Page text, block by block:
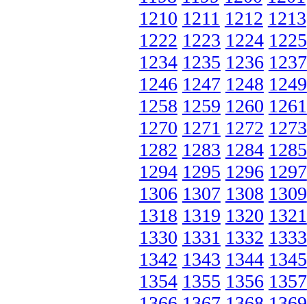
1210 1211 1212 1213
1222 1223 1224 1225
1234 1235 1236 1237
1246 1247 1248 1249
1258 1259 1260 1261
1270 1271 1272 1273
1282 1283 1284 1285
1294 1295 1296 1297
1306 1307 1308 1309
1318 1319 1320 1321
1330 1331 1332 1333
1342 1343 1344 1345
1354 1355 1356 1357